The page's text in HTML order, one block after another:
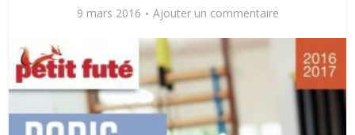
9 mars 2016 Ajouter un commentaire